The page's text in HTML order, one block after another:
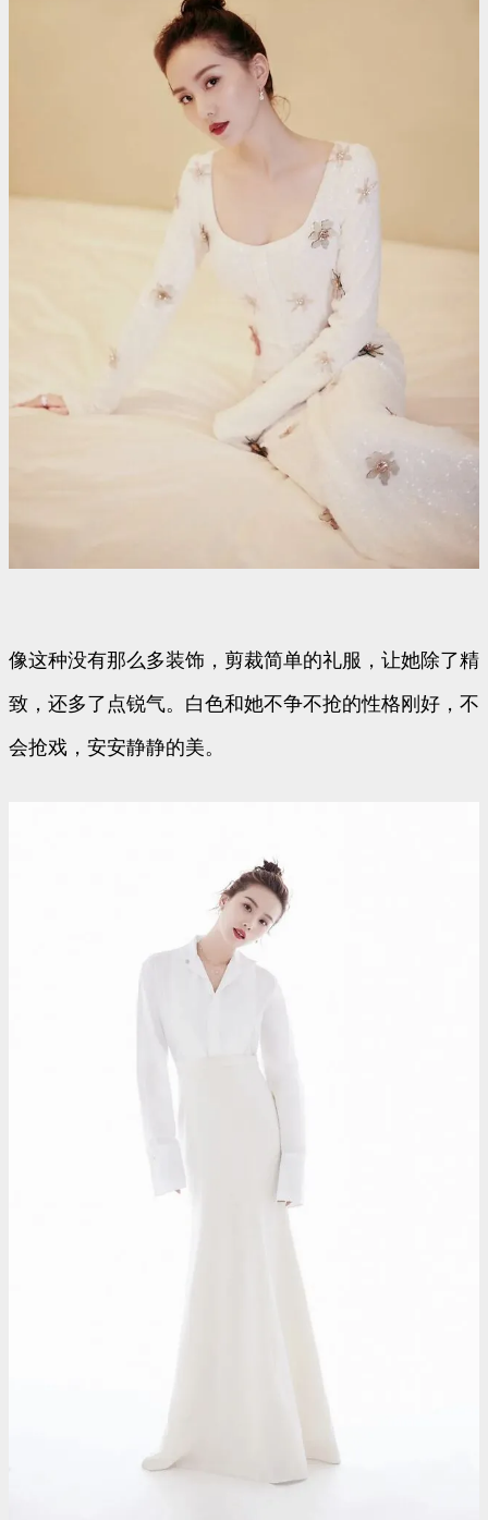
像这种没有那么多装饰，剪裁简单的礼服，让她除了精
致，还多了点锐气。白色和她不争不抢的性格刚好，不
会抢戏，安安静静的美。